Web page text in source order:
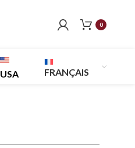
0
USA
FRANÇAIS